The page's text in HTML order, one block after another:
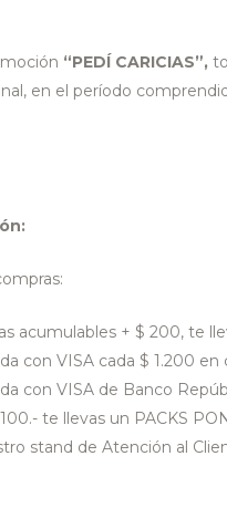
“PEDÍ CARICIAS”,
en el período
acumulables + $ 200, te
con VISA cada $ 1.200
con VISA de Banco
te llevas un PACKS
stand de Atención al